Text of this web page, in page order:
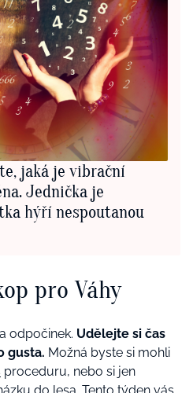
jaká je vibrační
Jednička je
hýří nespoutanou
pro Váhy
odpočinek. Udělejte si čas
gusta. Možná byste si mohli
proceduru, nebo si jen
do lesa. Tento týden vás